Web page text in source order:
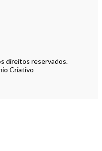
direitos reservados.
Criativo